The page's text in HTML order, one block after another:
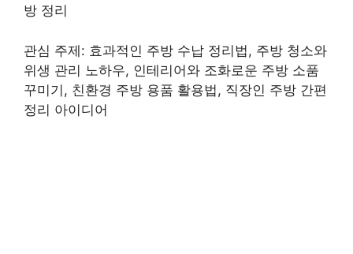
방 정리
관심 주제: 효과적인 주방 수납 정리법, 주방 청소와
위생 관리 노하우, 인테리어와 조화로운 주방 소품
꾸미기, 친환경 주방 용품 활용법, 직장인 주방 간편
정리 아이디어